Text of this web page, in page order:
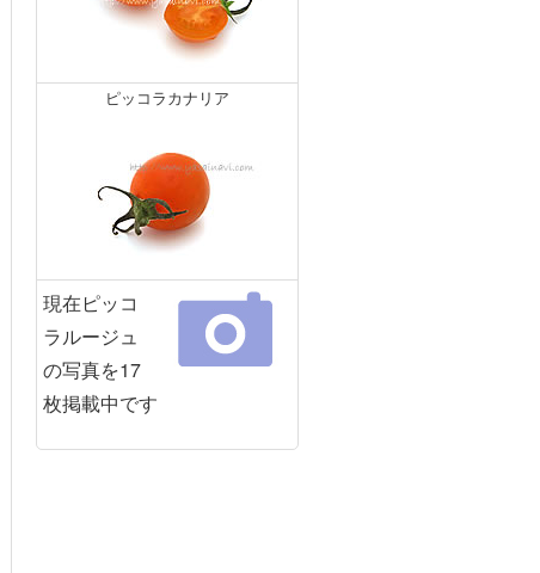
ピッコラカナリア
現在ピッコ
ラルージュ
の写真を17
枚掲載中です